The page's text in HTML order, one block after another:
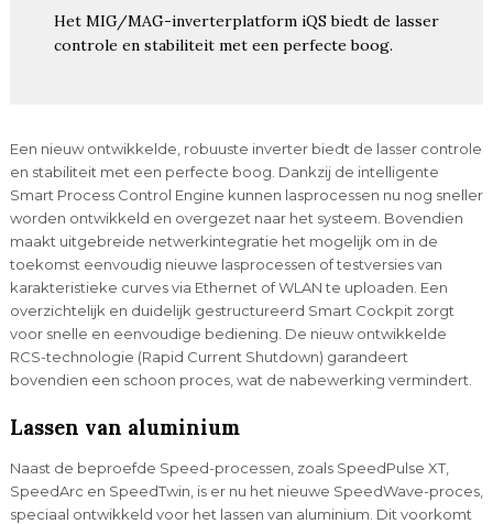
Het MIG/MAG-inverterplatform iQS biedt de lasser
controle en stabiliteit met een perfecte boog.
Een nieuw ontwikkelde, robuuste inverter biedt de lasser controle
en stabiliteit met een perfecte boog. Dankzij de intelligente
Smart Process Control Engine kunnen lasprocessen nu nog sneller
worden ontwikkeld en overgezet naar het systeem. Bovendien
maakt uitgebreide netwerkintegratie het mogelijk om in de
toekomst eenvoudig nieuwe lasprocessen of testversies van
karakteristieke curves via Ethernet of WLAN te uploaden. Een
overzichtelijk en duidelijk gestructureerd Smart Cockpit zorgt
voor snelle en eenvoudige bediening. De nieuw ontwikkelde
RCS-technologie (Rapid Current Shutdown) garandeert
bovendien een schoon proces, wat de nabewerking vermindert.
Lassen van aluminium
Naast de beproefde Speed-processen, zoals SpeedPulse XT,
SpeedArc en SpeedTwin, is er nu het nieuwe SpeedWave-proces,
speciaal ontwikkeld voor het lassen van aluminium. Dit voorkomt